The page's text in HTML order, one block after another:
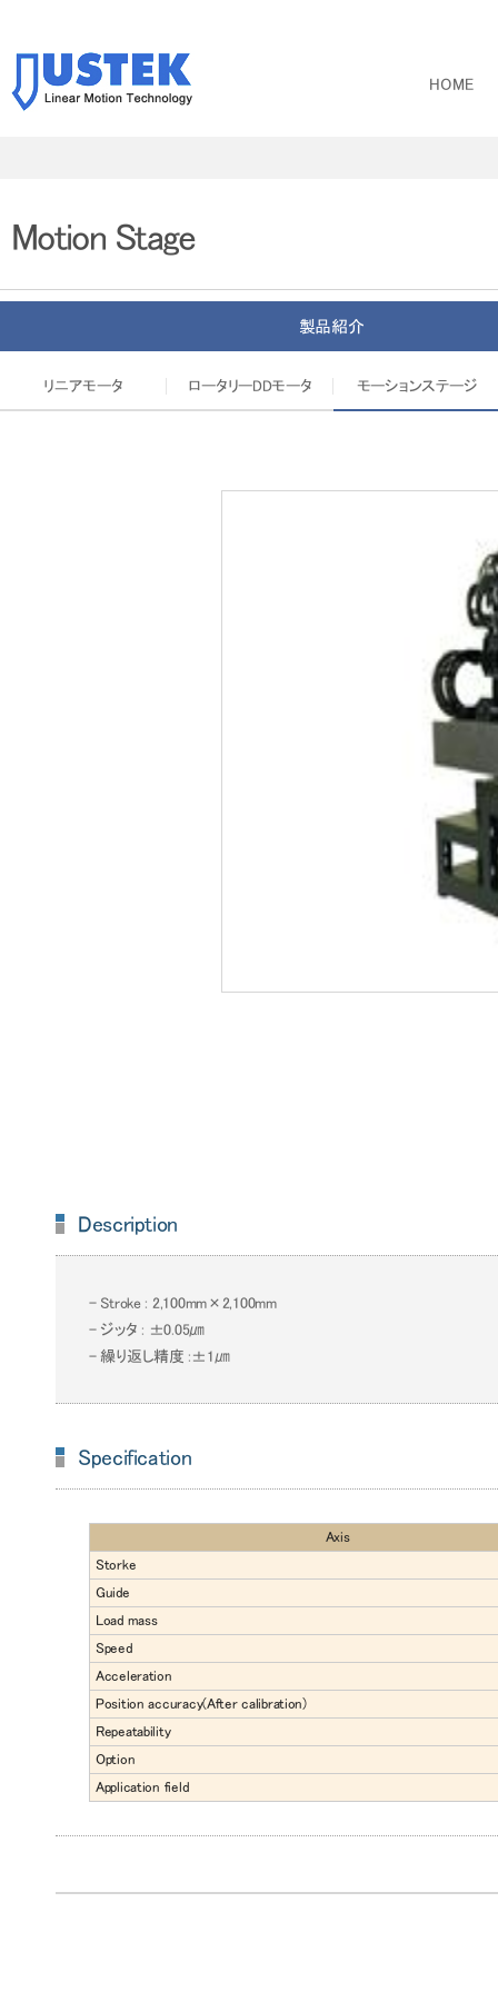
HOME
Motion Stage
製品紹介
リニアモータ ロータリーDDモータ モーションステージ
Description
- Stroke : 2,100mm×2,100mm
- ジッタ : ±0.05㎛
- 繰り返し精度 :±1㎛
Specification
Axis
Storke
Guide
Load mass
Speed
Acceleration
Position accuracy(After calibration)
Repeatability
Option
Application field